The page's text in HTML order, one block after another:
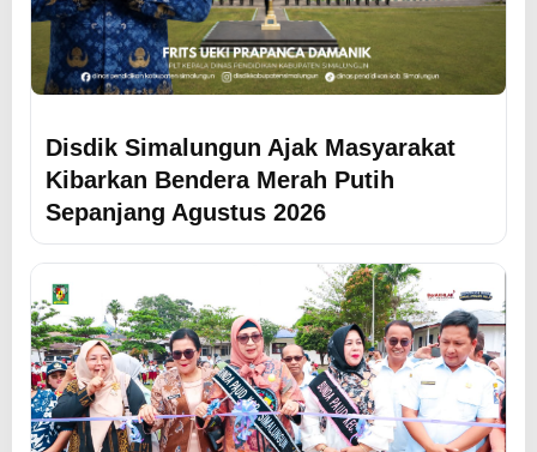
Disdik Simalungun Ajak Masyarakat
Kibarkan Bendera Merah Putih
Sepanjang Agustus 2026